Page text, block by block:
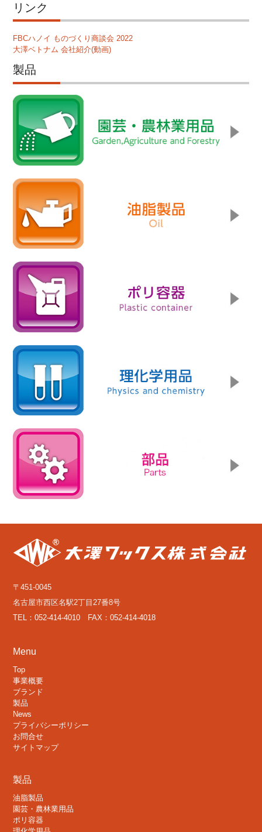
リンク
FBCハノイ ものづくり商談会 2022
大澤ベトナム 会社紹介(動画)
製品
〒451-0045
名古屋市西区名駅2丁目27番8号
TEL：052-414-4010 FAX：052-414-4018
Menu
Top
事業概要
ブランド
製品
News
プライバシーポリシー
お問合せ
サイトマップ
製品
油脂製品
園芸・農林業用品
ポリ容器